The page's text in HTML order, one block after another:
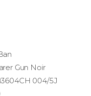
Gun Noir
004/5J